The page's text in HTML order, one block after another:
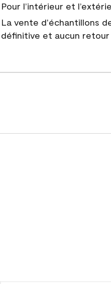
Pour l’intérieur et
La vente d'échantillons
définitive et aucun